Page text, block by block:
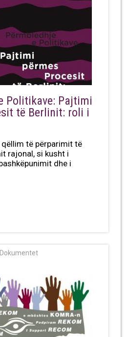
Politikave: Pajtimi
të Berlinit: roli i
qëllim të përparimit të
rajonal, si kusht i
dhe i
Dokumentet